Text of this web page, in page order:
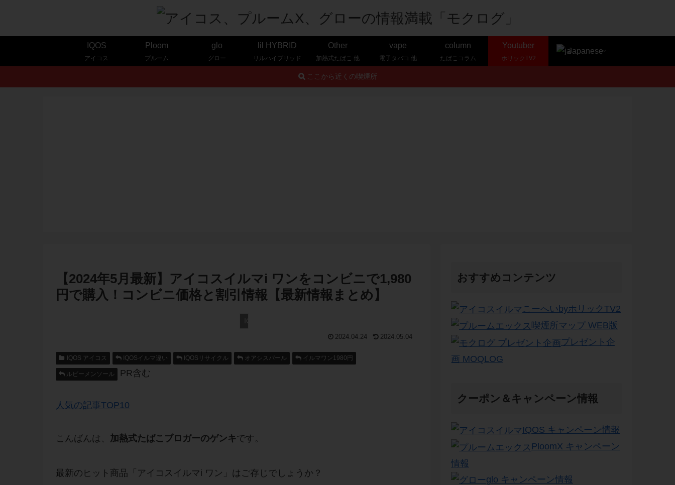
IQOS
アイコス
Ploom
プルーム
glo
グロー
lil HYBRID
リルハイブリッド
Other
加熱式たばこ 他
vape
電子タバコ 他
column
たばこコラム
Youtuber
ホリックTV2
Japanese
ここから近くの喫煙所
【2024年5月最新】アイコスイルマi ワンをコンビニで1,980
円で購入！コンビニ価格と割引情報【最新情報まとめ】
IQOS アイコス
2024.04.24 2024.05.04
IQOS アイコス IQOSイルマ違い IQOSリサイクル オアシスパール イルマワン1980円
ルビーメンソール PR含む
人気の記事TOP10
こんばんは、 加熱式たばこブロガーのゲンキです。
最新のヒット商品「アイコスイルマi ワン」はご存じでしょうか？
おすすめコンテンツ
こーへいbyホリックTV2
喫煙所マップ WEB版
プレゼント企
画 MOQLOG
クーポン＆キャンペーン情報
IQOS キャンペーン情報
PloomX キャンペーン
情報
glo キャンペーン情報